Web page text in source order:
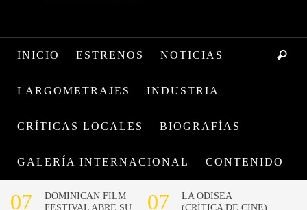
INICIO ESTRENOS NOTICIAS
LARGOMETRAJES INDUSTRIA
CRÍTICAS LOCALES BIOGRAFÍAS
GALERÍA INTERNACIONAL CONTENIDO